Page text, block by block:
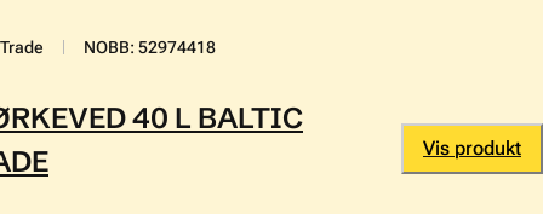
NOBB: 52974418
40 L BALTIC
Vis produkt